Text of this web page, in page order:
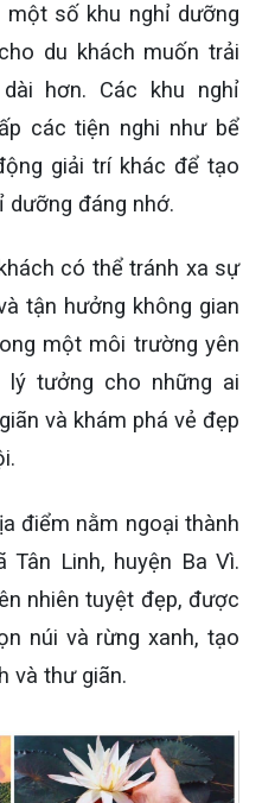
một số khu nghỉ dưỡng
du khách muốn trải
hơn. Các khu nghỉ
các tiện nghi như bể
giải trí khác để tạo
dưỡng đáng nhớ.
có thể tránh xa sự
tận hưởng không gian
một môi trường yên
tưởng cho những ai
và khám phá vẻ đẹp
điểm nằm ngoại thành
Linh, huyện Ba Vì.
nhiên tuyệt đẹp, được
núi và rừng xanh, tạo
và thư giãn.